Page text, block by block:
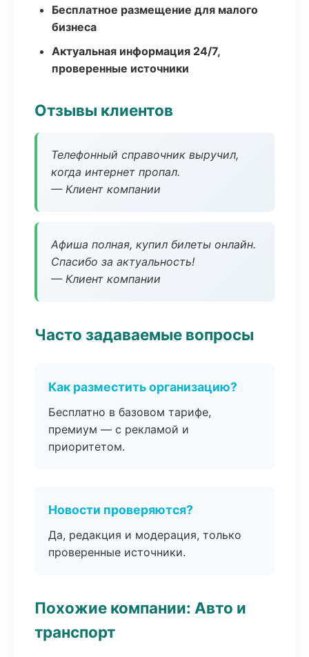
Бесплатное размещение для малого
бизнеса
Актуальная информация 24/7,
проверенные источники
Отзывы клиентов
Телефонный справочник выручил,
когда интернет пропал.
— Клиент компании
Афиша полная, купил билеты онлайн.
Спасибо за актуальность!
— Клиент компании
Часто задаваемые вопросы
Как разместить организацию?
Бесплатно в базовом тарифе,
премиум — с рекламой и
приоритетом.
Новости проверяются?
Да, редакция и модерация, только
проверенные источники.
Похожие компании: Авто и
транспорт